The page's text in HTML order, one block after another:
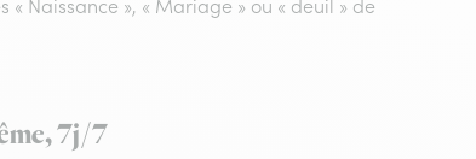
Naissance », « Mariage » ou « deuil » de
7j/7